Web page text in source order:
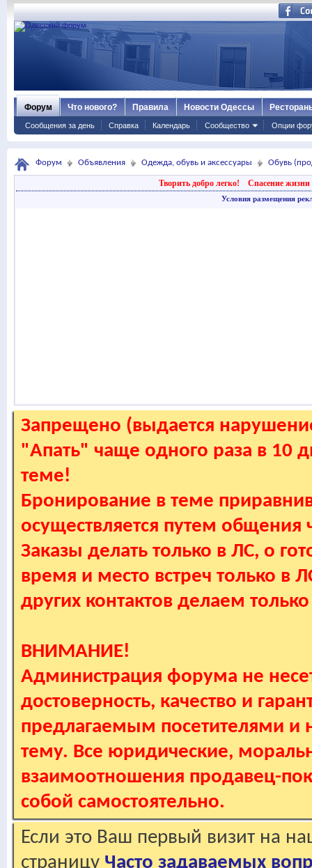
Форум
Сообщения за день Справка Календарь Сообщество Опции
Что нового? Правила Новости Одессы
Форум Объявления Одежда, обувь и аксессуары Обувь
Творить добро легко! Спасение жизни
Условия размещения
Запрещено (выдается
"Апать" чаще одного раза в 10
теме!
Бронирование в теме
осуществляется путем
Заказы делать только в ЛС, о
время и место встреч только в
других контактов делаем
ВНИМАНИЕ!
Администрация форума не
достоверность, качество и
предлагаемым посетителями и
тему. Все юридические,
взаимоотношения продавец-
собой самостоятельно.
Если это Ваш первый визит на
страницу Часто задаваемых